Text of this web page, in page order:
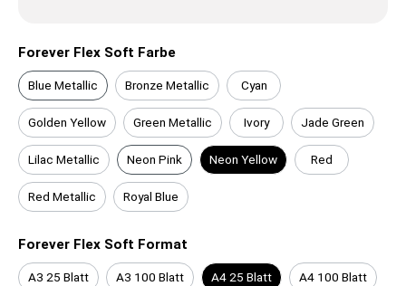
Forever Flex Soft Farbe
Blue Metallic Bronze Metallic Cyan
Golden Yellow Green Metallic Ivory Jade Green
Lilac Metallic Neon Pink Neon Yellow Red
Red Metallic Royal Blue
Forever Flex Soft Format
A3 25 Blatt A3 100 Blatt A4 25 Blatt A4 100 Blatt